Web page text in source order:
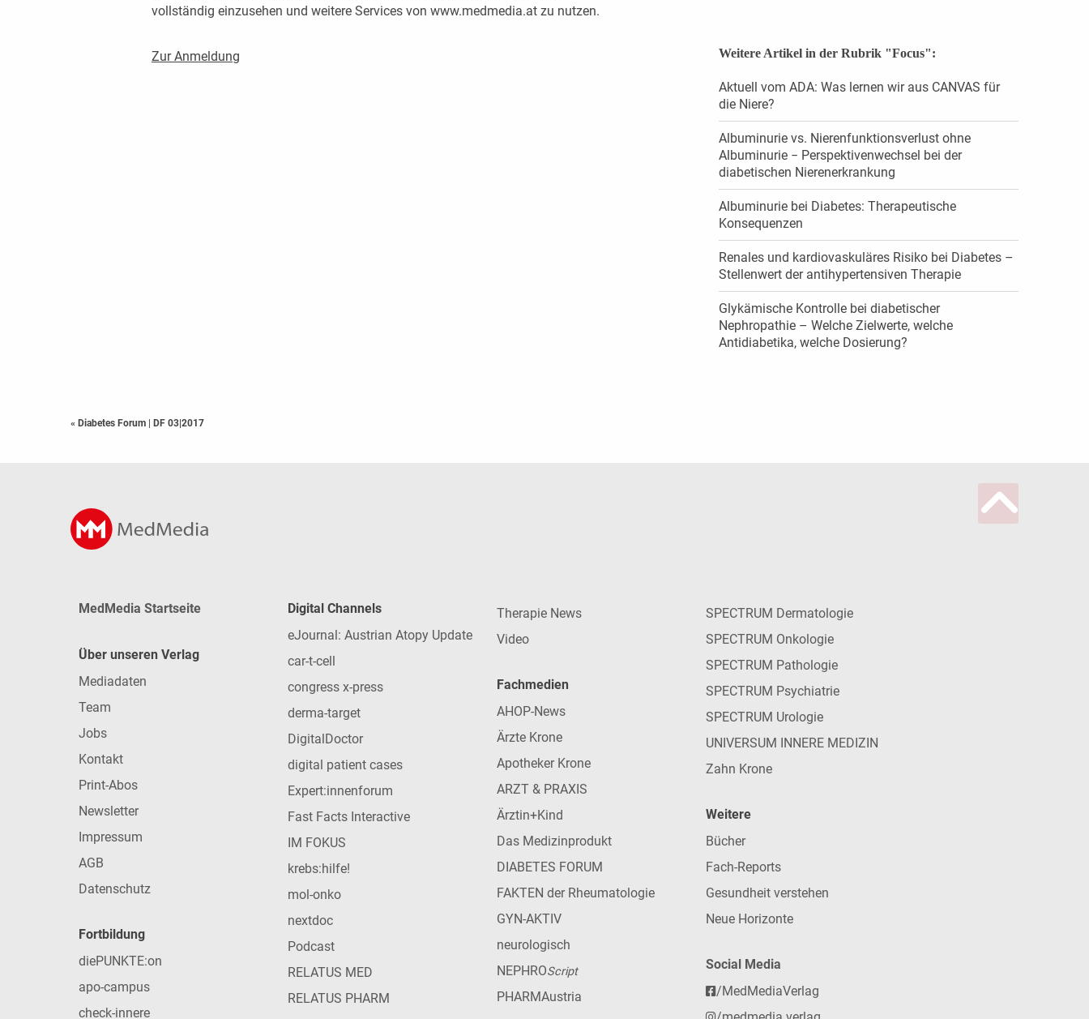
vollständig einzusehen und weitere Services von www.medmedia.at zu nutzen.
Zur Anmeldung Weitere Artikel in der Rubrik "Focus":
Aktuell vom ADA: Was lernen wir aus CANVAS für
die Niere?
Albuminurie vs. Nierenfunktionsverlust ohne
Albuminurie − Perspektivenwechsel bei der
diabetischen Nierenerkrankung
Albuminurie bei Diabetes: Therapeutische
Konsequenzen
Renales und ­kardiovaskuläres Risiko bei Diabetes –
Stellenwert der antihypertensiven Therapie
Glykämische Kontrolle bei diabetischer
Nephropathie – Welche Zielwerte, welche
Antidiabetika, welche Dosierung?
« Diabetes Forum | DF 03|2017
MedMedia Startseite
Über unseren Verlag
Mediadaten
Team
Jobs
Kontakt
Print-Abos
Newsletter
Impressum
AGB
Datenschutz
Fortbildung
diePUNKTE:on
apo-campus
check-innere
Digital Channels
eJournal: Austrian Atopy Update
car-t-cell
congress x-press
derma-target
DigitalDoctor
digital patient cases
Expert:innenforum
Fast Facts Interactive
IM FOKUS
krebs:hilfe!
mol-onko
nextdoc
Podcast
RELATUS MED
RELATUS PHARM
Therapie News
Video
Fachmedien
AHOP-News
Ärzte Krone
Apotheker Krone
ARZT & PRAXIS
Ärztin+Kind
Das Medizinprodukt
DIABETES FORUM
FAKTEN der Rheumatologie
GYN-AKTIV
neurologisch
NEPHROScript
PHARMAustria
SPECTRUM Dermatologie
SPECTRUM Onkologie
SPECTRUM Pathologie
SPECTRUM Psychiatrie
SPECTRUM Urologie
UNIVERSUM INNERE MEDIZIN
Zahn Krone
Weitere
Bücher
Fach-Reports
Gesundheit verstehen
Neue Horizonte
Social Media
/MedMediaVerlag